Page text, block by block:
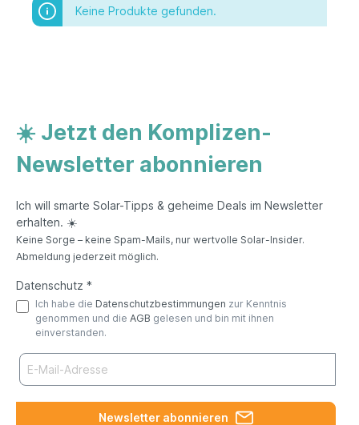
Keine Produkte gefunden.
☀️ Jetzt den Komplizen-
Newsletter abonnieren
Ich will smarte Solar-Tipps & geheime Deals im Newsletter
erhalten. ☀️
Keine Sorge – keine Spam-Mails, nur wertvolle Solar-Insider.
Abmeldung jederzeit möglich.
Datenschutz *
Ich habe die Datenschutzbestimmungen zur Kenntnis
genommen und die AGB gelesen und bin mit ihnen
einverstanden.
Newsletter abonnieren